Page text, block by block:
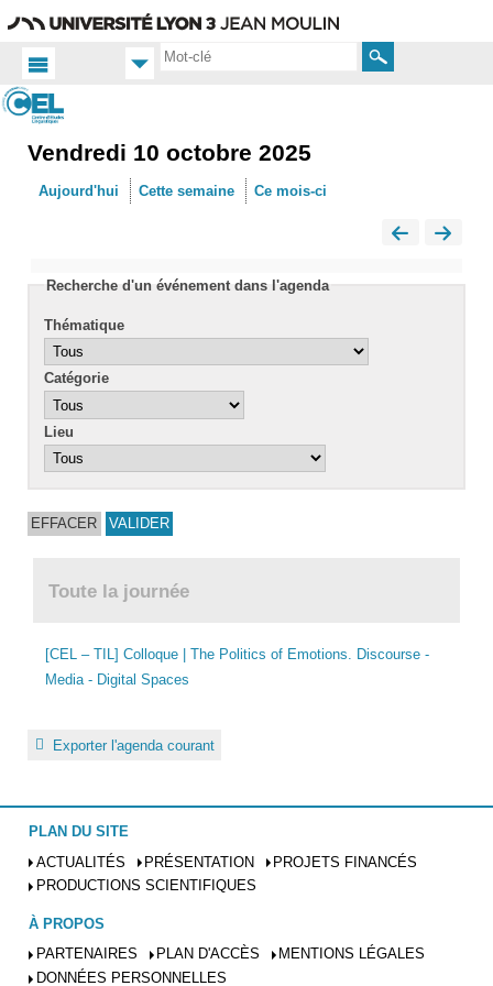
Rechercher
Accueil
Vendredi 10 octobre 2025
Aujourd'hui Cette semaine Ce mois-ci
Recherche d'un événement dans l'agenda
Thématique
Catégorie
Lieu
Toute la journée
[CEL – TIL] Colloque | The Politics of Emotions. Discourse -
Media - Digital Spaces
Exporter l'agenda courant
PLAN DU SITE
ACTUALITÉS
PRÉSENTATION
PROJETS FINANCÉS
PRODUCTIONS SCIENTIFIQUES
À PROPOS
PARTENAIRES
PLAN D'ACCÈS
MENTIONS LÉGALES
DONNÉES PERSONNELLES